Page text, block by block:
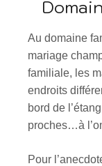
Au domaine
mariage
familiale, les
endroits
bord de
proches…à
Pour